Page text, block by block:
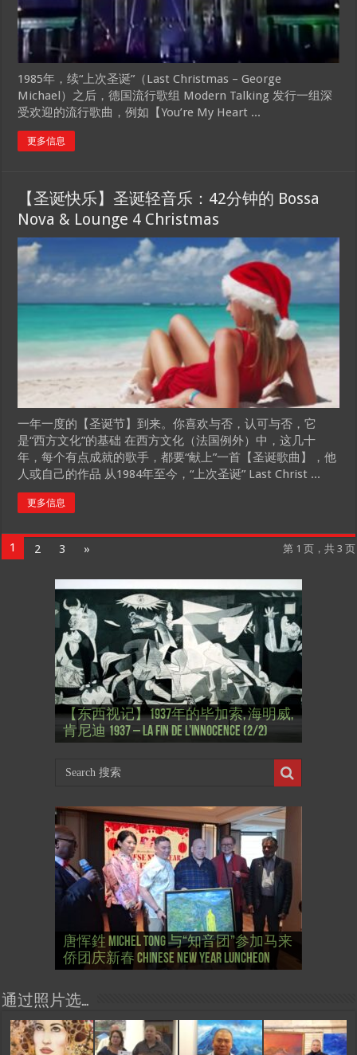
1985年，续“上次圣诞”（Last Christmas – George
Michael）之后，德国流行歌组 Modern Talking 发行一组深
受欢迎的流行歌曲，例如【You’re My Heart ...
更多信息
【圣诞快乐】圣诞轻音乐：42分钟的 Bossa
Nova & Lounge 4 Christmas
一年一度的【圣诞节】到来。你喜欢与否，认可与否，它
是“西方文化”的基础 在西方文化（法国例外）中，这几十
年，每个有点成就的歌手，都要“献上”一首【圣诞歌曲】，他
人或自己的作品 从1984年至今，“上次圣诞” Last Christ ...
更多信息
第 1 页，共 3 页
1 2 3 »
【东西视记】1937年的毕加索, 海明威,
肯尼迪 1937 – La fin de l’innocence (2/2)
【东西视记】1937年的毕加索, 海明威,
肯尼迪 1937 – La fin de l’innocence (1/2)
【东西视记】格蕾丝·凯莉 面对命运
Grace face à son destin
【东西视记】欧仁·德拉克鲁瓦 Eugène
Delacroix, d’Orient et d’Occident
【东西视记】皮尔·卡丹 Pierre Cardin –
La griffe de la modernité
【东西视记】法国央视: 拉格斐 超级
偶像 Karl Lagerfeld, une icône hors norme
唐恽鉎 Michel Tong 与“知音团”参加马来
侨团庆新春 Chinese New Year Luncheon
唐恽鉎参加 巴黎“知音团”空间启用仪
式 Espace ZhiYin le 27/12/25
唐恽鉎与朋友“夏令日”巴黎圣母院写
生 Michel Tong Peindre à Notre-Dame le
30/03/25
唐恽鉎 Michel Tong 参加马来侨团庆新
春 Chinese New Year Luncheon
唐恽鉎 Michel Tong 参加勒吕德“文艺复
兴”节画展 Exposition “Renaissance” au Lude
唐恽鉎 Michel Tong 将参加勒吕德“文艺
复兴”节画展 Exposition “Renaissance” au
Lude
【文化生活】大皇宫艺术展 Art Capital
2024 au Grand Palais Ephemere
【文化生活】艺术览: 2023年 大皇宫艺
术展 圆满闭幕 Art Capital 2023 au Grand
Palais Ephemere
【东西视记】开幕式: 桑利斯 2022艺术
展 Vernissage SENLIS.ARTFAIR 2022
【文化生活】桑利斯 2022艺术展
SENLIS.ARTFAIR 2022
【文化生活】唐恽鉎 Michel Tong : Art
Capital 2022
【文化生活】开幕式: 第一期“临时”大
皇宫艺术展 Vernissage: Art Capital 2022 au
Grand Palais Ephemere
通过照片选…